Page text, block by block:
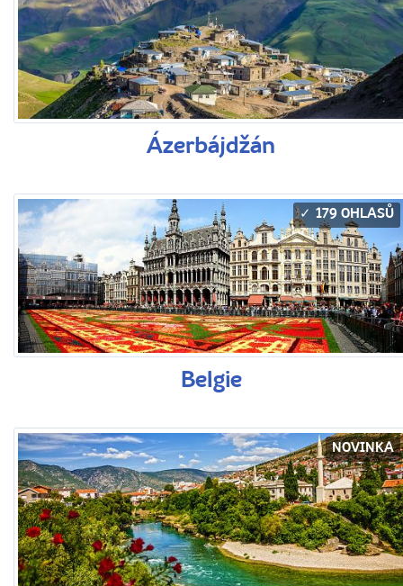
Ázerbájdžán
179 OHLASŮ
Belgie
NOVINKA